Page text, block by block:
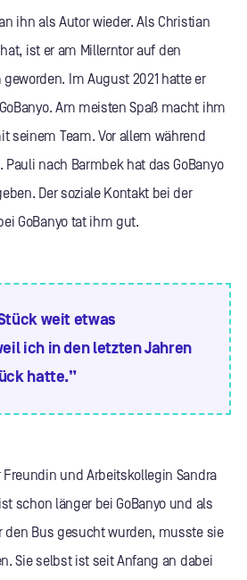
ihn als Autor wieder. Als Christian
ist er am Millerntor auf den
Im August 2021 hatte er
Am meisten Spaß macht ihm
seinem Team. Vor allem während
nach Barmbek hat das GoBanyo
Der soziale Kontakt bei der
GoBanyo tat ihm gut.
weit etwas
ich in den letzten Jahren
hatte.”
und Arbeitskollegin Sandra
schon länger bei GoBanyo und als
den Bus gesucht wurden, musste sie
Sie selbst ist seit Anfang an dabei